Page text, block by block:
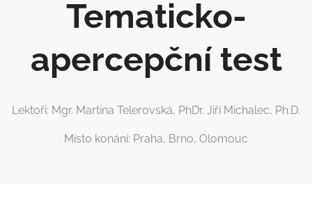
Tematicko-
apercepční test
Lektoři: Mgr. Martina Telerovská, PhDr. Jiří Michalec, Ph.D.
Místo konání: Praha, Brno, Olomouc